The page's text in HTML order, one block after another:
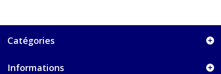
Catégories
Informations